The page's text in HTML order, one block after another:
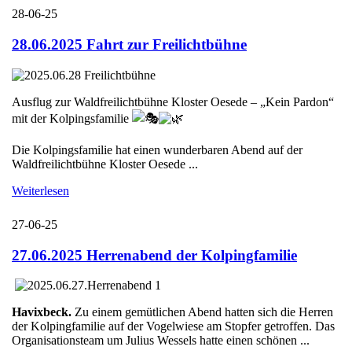
28-06-25
28.06.2025 Fahrt zur Freilichtbühne
Ausflug zur Waldfreilichtbühne Kloster Oesede – „Kein Pardon“
mit der Kolpingsfamilie
Die Kolpingsfamilie hat einen wunderbaren Abend auf der
Waldfreilichtbühne Kloster Oesede ...
Weiterlesen
27-06-25
27.06.2025 Herrenabend der Kolpingfamilie
Havixbeck. Zu einem gemütlichen Abend hatten sich die Herren
der Kolpingfamilie auf der Vogelwiese am Stopfer getroffen. Das
Organisationsteam um Julius Wessels hatte einen schönen ...